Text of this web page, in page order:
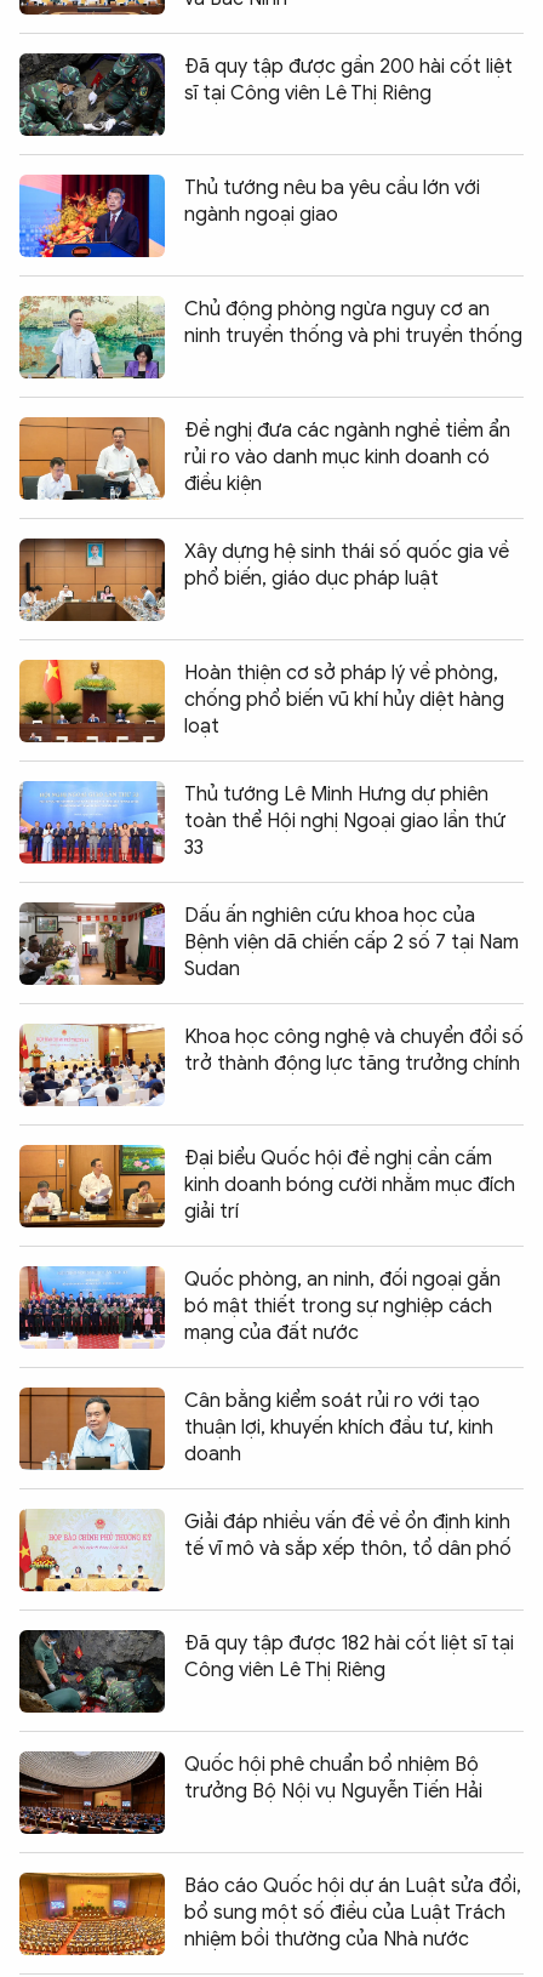
Đã quy tập được gần 200 hài cốt liệt
sĩ tại Công viên Lê Thị Riêng
Thủ tướng nêu ba yêu cầu lớn với
ngành ngoại giao
Chủ động phòng ngừa nguy cơ an
ninh truyền thống và phi truyền thống
Đề nghị đưa các ngành nghề tiềm ẩn
rủi ro vào danh mục kinh doanh có
điều kiện
Xây dựng hệ sinh thái số quốc gia về
phổ biến, giáo dục pháp luật
Hoàn thiện cơ sở pháp lý về phòng,
chống phổ biến vũ khí hủy diệt hàng
loạt
Thủ tướng Lê Minh Hưng dự phiên
toàn thể Hội nghị Ngoại giao lần thứ
33
Dấu ấn nghiên cứu khoa học của
Bệnh viện dã chiến cấp 2 số 7 tại Nam
Sudan
Khoa học công nghệ và chuyển đổi số
trở thành động lực tăng trưởng chính
Đại biểu Quốc hội đề nghị cần cấm
kinh doanh bóng cười nhằm mục đích
giải trí
Quốc phòng, an ninh, đối ngoại gắn
bó mật thiết trong sự nghiệp cách
mạng của đất nước
Cân bằng kiểm soát rủi ro với tạo
thuận lợi, khuyến khích đầu tư, kinh
doanh
Giải đáp nhiều vấn đề về ổn định kinh
tế vĩ mô và sắp xếp thôn, tổ dân phố
Đã quy tập được 182 hài cốt liệt sĩ tại
Công viên Lê Thị Riêng
Quốc hội phê chuẩn bổ nhiệm Bộ
trưởng Bộ Nội vụ Nguyễn Tiến Hải
Báo cáo Quốc hội dự án Luật sửa đổi,
bổ sung một số điều của Luật Trách
nhiệm bồi thường của Nhà nước